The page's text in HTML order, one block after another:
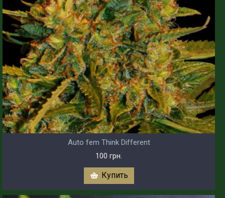
Auto fem Think Different
100 грн.
Купить